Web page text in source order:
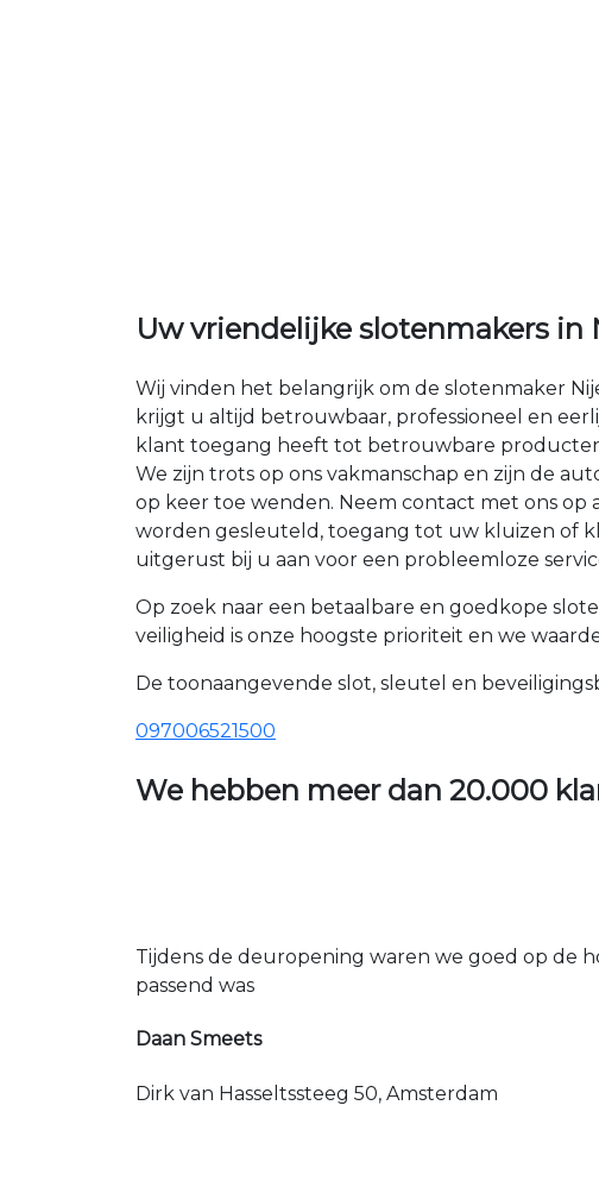
Uw vriendelijke slotenmakers
Wij vinden het belangrijk om de slotenmaker
krijgt u altijd betrouwbaar, professioneel en
klant toegang heeft tot betrouwbare
We zijn trots op ons vakmanschap en zijn de
op keer toe wenden. Neem contact met ons
worden gesleuteld, toegang tot uw kluizen of
uitgerust bij u aan voor een probleemloze
Op zoek naar een betaalbare en goedkope
veiligheid is onze hoogste prioriteit en we
De toonaangevende slot, sleutel en
097006521500
We hebben meer dan 20.000
Tijdens de deuropening waren we goed op de
passend was
Daan Smeets
Dirk van Hasseltssteeg 50, Amsterdam